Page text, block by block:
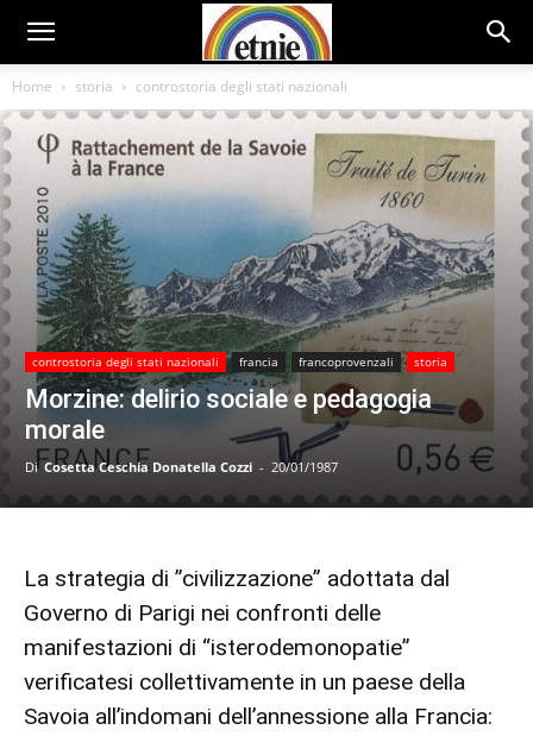
Home storia controstoria degli stati nazionali
controstoria degli stati nazionali francia francoprovenzali storia
Morzine: delirio sociale e pedagogia
morale
Di Cosetta Ceschia Donatella Cozzi - 20/01/1987
La strategia di ”civilizzazione” adottata dal
Governo di Parigi nei confronti delle
manifestazioni di “isterodemonopatie”
verificatesi collettivamente in un paese della
Savoia all’indomani dell’annessione alla Francia: